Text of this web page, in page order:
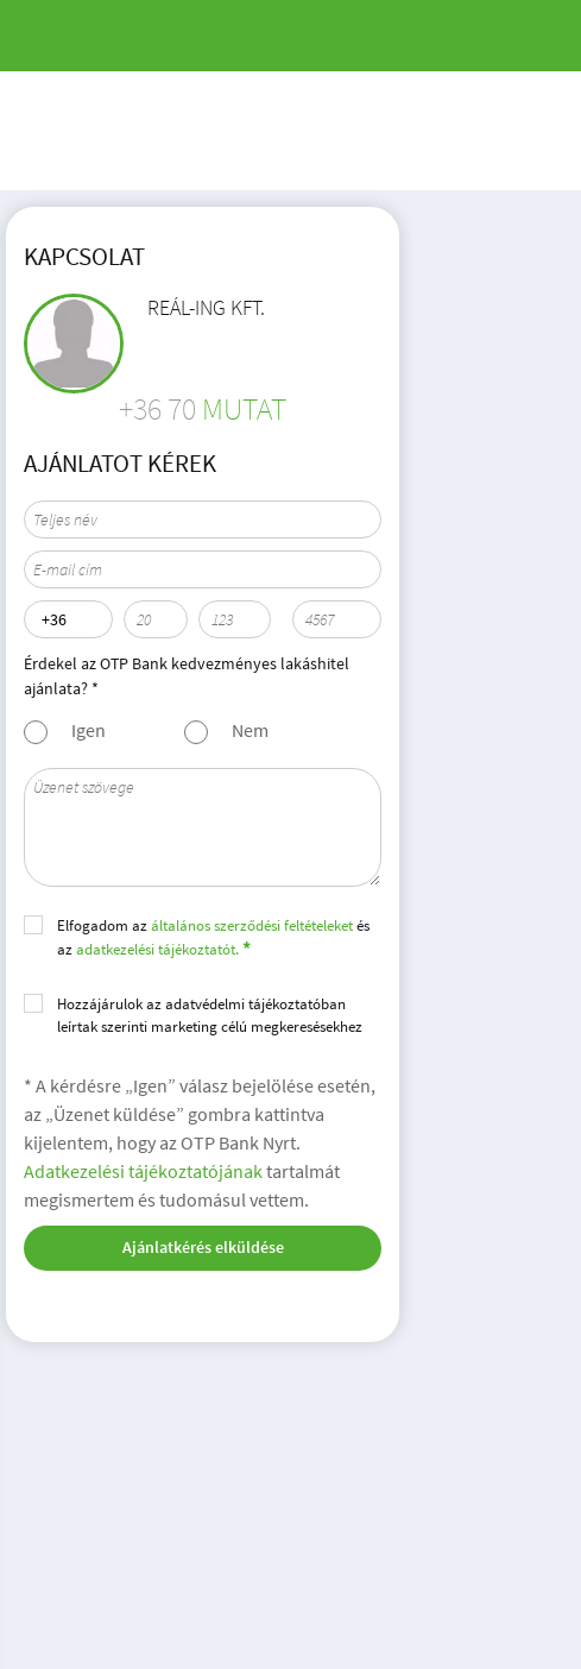
KAPCSOLAT
REÁL-ING KFT.
+36 70 MUTAT
AJÁNLATOT KÉREK
Érdekel az OTP Bank kedvezményes lakáshitel
ajánlata? *
Igen Nem
Elfogadom azáltalános szerződési feltételeketés
azadatkezelési tájékoztatót.
Hozzájárulok az adatvédelmi tájékoztatóban
leírtak szerinti marketing célú megkeresésekhez
* A kérdésre „Igen” válasz bejelölése esetén,
az „Üzenet küldése” gombra kattintva
kijelentem, hogy az OTP Bank Nyrt.
Adatkezelési tájékoztatójánaktartalmát
megismertem és tudomásul vettem.
Ajánlatkérés elküldése